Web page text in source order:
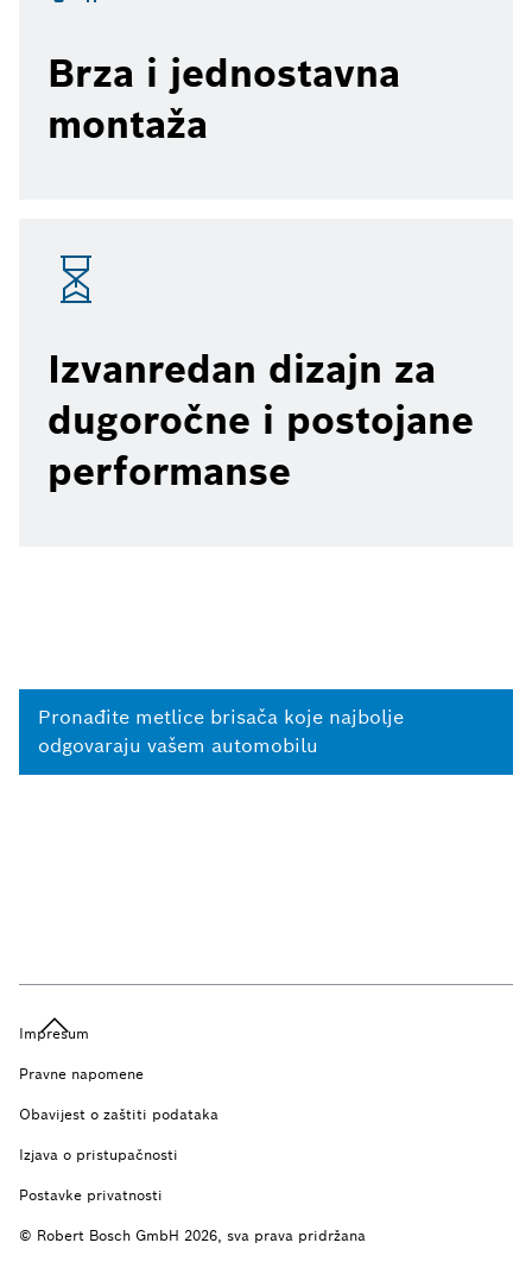
Brza i jednostavna
montaža
Izvanredan dizajn za
dugoročne i postojane
performanse
Pronađite metlice brisača koje najbolje
odgovaraju vašem automobilu
Impresum
Pravne napomene
Obavijest o zaštiti podataka
Izjava o pristupačnosti
Postavke privatnosti
© Robert Bosch GmbH 2026, sva prava pridržana